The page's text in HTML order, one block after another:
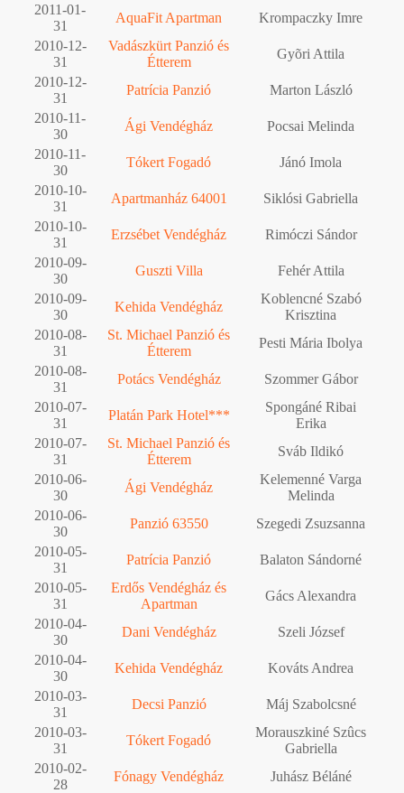
2011-01-
31
AquaFit Apartman
Krompaczky Imre
2010-12-
31
Vadászkürt Panzió és
Étterem
Gyõri Attila
2010-12-
31
Patrícia Panzió
Marton László
2010-11-
30
Ági Vendégház
Pocsai Melinda
2010-11-
30
Tókert Fogadó
Jánó Imola
2010-10-
31
Apartmanház 64001
Siklósi Gabriella
2010-10-
31
Erzsébet Vendégház
Rimóczi Sándor
2010-09-
30
Guszti Villa
Fehér Attila
2010-09-
30
Kehida Vendégház
Koblencné Szabó
Krisztina
2010-08-
31
St. Michael Panzió és
Étterem
Pesti Mária Ibolya
2010-08-
31
Potács Vendégház
Szommer Gábor
2010-07-
31
Platán Park Hotel***
Spongáné Ribai
Erika
2010-07-
31
St. Michael Panzió és
Étterem
Sváb Ildikó
2010-06-
30
Ági Vendégház
Kelemenné Varga
Melinda
2010-06-
30
Panzió 63550
Szegedi Zsuzsanna
2010-05-
31
Patrícia Panzió
Balaton Sándorné
2010-05-
31
Erdős Vendégház és
Apartman
Gács Alexandra
2010-04-
30
Dani Vendégház
Szeli József
2010-04-
30
Kehida Vendégház
Kováts Andrea
2010-03-
31
Decsi Panzió
Máj Szabolcsné
2010-03-
31
Tókert Fogadó
Morauszkiné Szûcs
Gabriella
2010-02-
28
Fónagy Vendégház
Juhász Béláné